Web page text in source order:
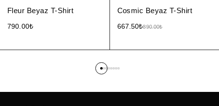
Fleur Beyaz T-Shirt
790.00₺
Cosmic Beyaz T-Shirt
890.00₺
667.50₺